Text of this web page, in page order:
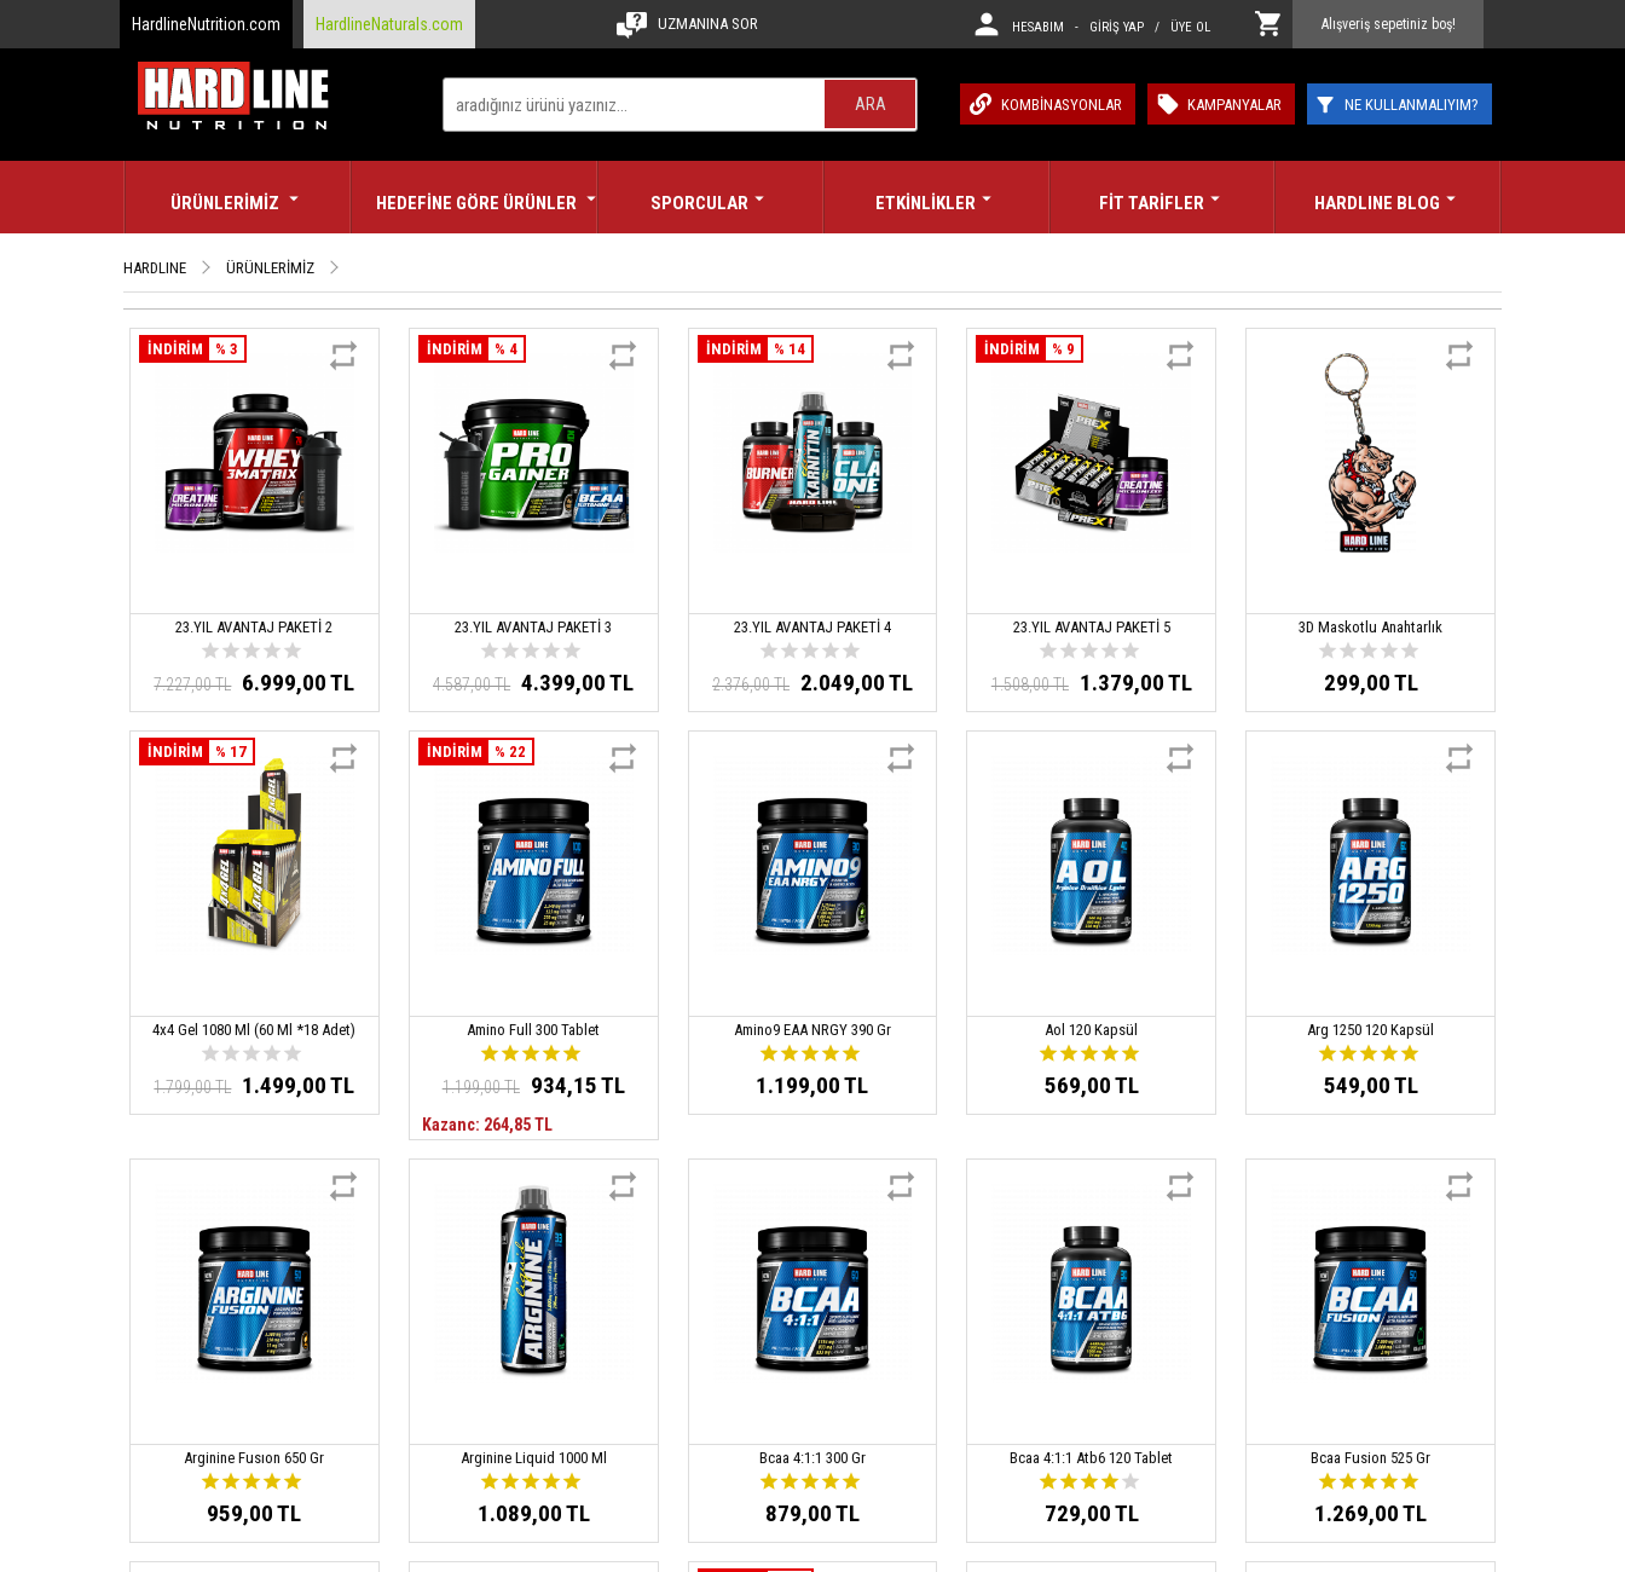
HardlineNutrition.com HardlineNaturals.com UZMANINA SOR Alışveriş sepetiniz boş!
HESABIM - GİRİŞ YAP / ÜYE OL
ARA NE KULLANMALIYIM?
KAMPANYALAR
KOMBİNASYONLAR
ÜRÜNLERİMİZ HEDEFİNE GÖRE ÜRÜNLER SPORCULAR ETKİNLİKLER FİT TARİFLER HARDLINE BLOG
HARDLINE ÜRÜNLERİMİZ
İNDİRİM % 3
23.YIL AVANTAJ PAKETİ 2
7.227,00 TL 6.999,00 TL
İNDİRİM % 4
23.YIL AVANTAJ PAKETİ 3
4.587,00 TL 4.399,00 TL
İNDİRİM % 14
23.YIL AVANTAJ PAKETİ 4
2.376,00 TL 2.049,00 TL
İNDİRİM % 9
23.YIL AVANTAJ PAKETİ 5
1.508,00 TL 1.379,00 TL
3D Maskotlu Anahtarlık
299,00 TL
İNDİRİM % 17
4x4 Gel 1080 Ml (60 Ml *18 Adet)
1.799,00 TL 1.499,00 TL
İNDİRİM % 22
Amino Full 300 Tablet
1.199,00 TL 934,15 TL
Kazanc: 264,85 TL
Amino9 EAA NRGY 390 Gr
1.199,00 TL
Aol 120 Kapsül
569,00 TL
Arg 1250 120 Kapsül
549,00 TL
Arginine Fusıon 650 Gr
959,00 TL
Arginine Liquid 1000 Ml
1.089,00 TL
Bcaa 4:1:1 300 Gr
879,00 TL
Bcaa 4:1:1 Atb6 120 Tablet
729,00 TL
Bcaa Fusion 525 Gr
1.269,00 TL